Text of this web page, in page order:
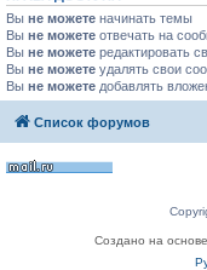
Вы не можете начинать темы
Вы не можете отвечать на
Вы не можете редактировать
Вы не можете удалять свои
Вы не можете добавлять
Список форумов
Создано на основе